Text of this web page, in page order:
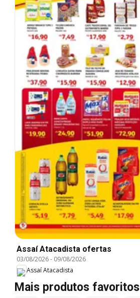
Assaí Atacadista ofertas
03/08/2026- 09/08/2026
Assaí Atacadista
Mais produtos favoritos